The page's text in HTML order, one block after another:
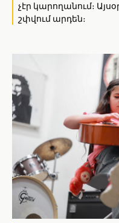
չէր կարողանում։
շփվում արդեն։